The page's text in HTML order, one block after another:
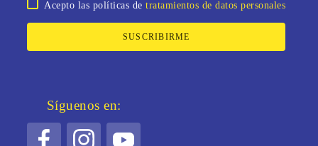
Acepto las políticas detratamientos de datos personales
SUSCRIBIRME
Síguenos en: